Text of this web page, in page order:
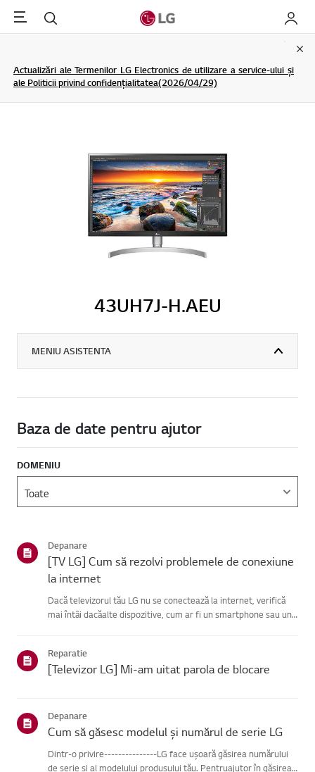
Menu Cautare My LG
Actualizări ale Termenilor LG Electronics de utilizare a service-ului și
ale Politicii privind confidențialitatea(2026/04/29)
43UH7J-H.AEU
MENIU ASISTENTA
Baza de date pentru ajutor
DOMENIU
Depanare
[TV LG] Cum să rezolvi problemele de conexiune
la internet
Dacă televizorul tău LG nu se conectează la internet, verifică
mai întâi dacăalte dispozitive, cum ar fi un smartphone sau un
Reparatie
[Televizor LG] Mi-am uitat parola de blocare
Depanare
Cum să găsesc modelul și numărul de serie LG
Dintr-o privire---------------LG face ușoară găsirea numărului
de serie și al modelului produsului tău. Pentruajutor în găsirea